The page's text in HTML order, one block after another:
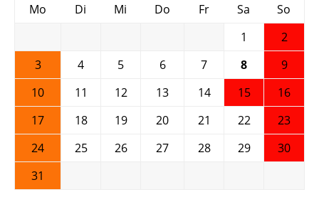
Mo
Di Mi Do Fr Sa
So
1
2
3
4 5 6 7 8
9
10
11 12 13 14 15
16
17
18 19 20 21 22
23
24
25 26 27 28 29
30
31